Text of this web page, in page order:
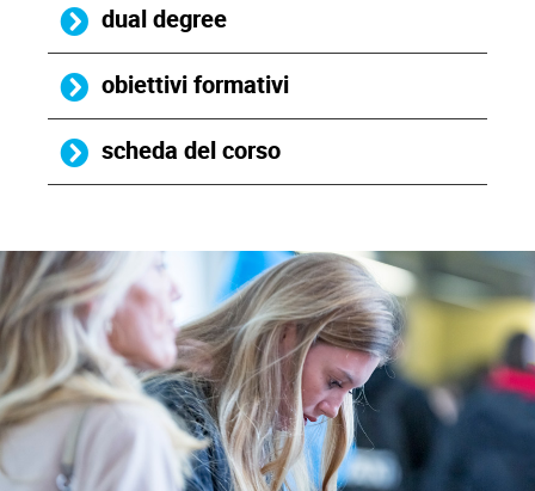
dual degree
obiettivi formativi
scheda del corso